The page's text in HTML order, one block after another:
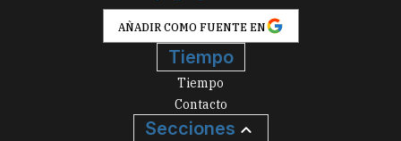
AÑADIR COMO FUENTE EN
Tiempo
Tiempo
Contacto
Secciones